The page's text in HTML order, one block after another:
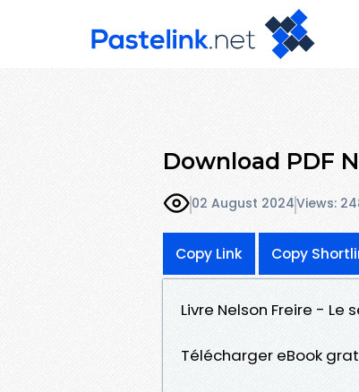
Download PDF
02 August 2024Views:
Copy Link Copy
Livre Nelson Freire -
Télécharger eBook